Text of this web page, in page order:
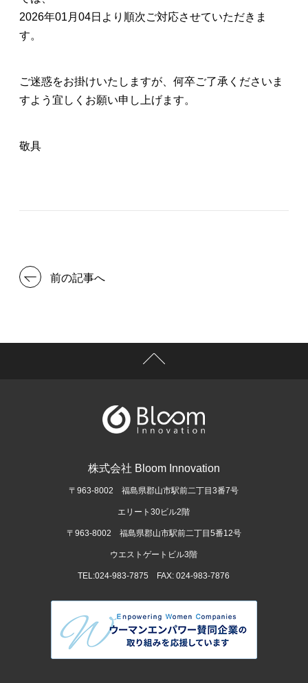
2026年01月04日より順次ご対応させていただきま
す。
ご迷惑をお掛けいたしますが、何卒ご了承くださいま
すよう宜しくお願い申し上げます。
敬具
前の記事へ
株式会社 Bloom Innovation
〒963-8002 福島県郡山市駅前二丁目3番7号
エリート30ビル2階
〒963-8002 福島県郡山市駅前二丁目5番12号
ウエストゲートビル3階
TEL:024-983-7875 FAX: 024-983-7876